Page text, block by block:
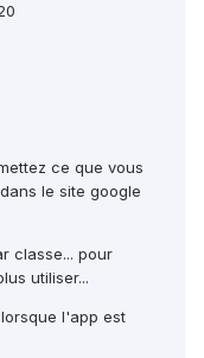
ce que vous
le site google
classe... pour
utiliser...
l'app est